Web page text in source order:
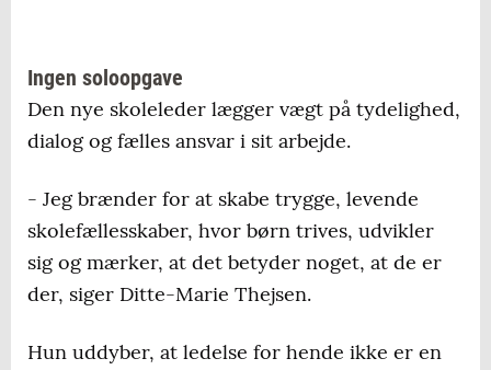
Ingen soloopgave
Den nye skoleleder lægger vægt på tydelighed,
dialog og fælles ansvar i sit arbejde.
- Jeg brænder for at skabe trygge, levende
skolefællesskaber, hvor børn trives, udvikler
sig og mærker, at det betyder noget, at de er
der, siger Ditte-Marie Thejsen.
Hun uddyber, at ledelse for hende ikke er en